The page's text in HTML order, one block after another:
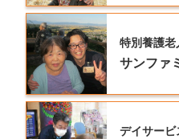
特別養護老
サンファ
デイサービ